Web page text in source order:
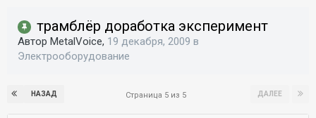
трамблёр доработка эксперимент
Автор MetalVoice, 19 декабря, 2009 в
Электрооборудование
НАЗАД ДАЛЕЕ
Страница 5 из 5